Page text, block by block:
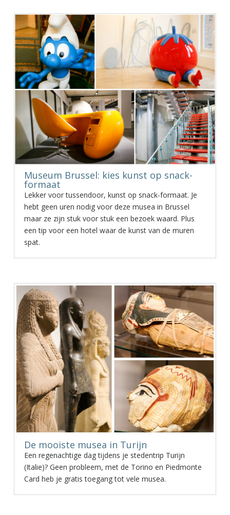
Museum Brussel: kies kunst op snack-
formaat
Lekker voor tussendoor, kunst op snack-formaat. Je
hebt geen uren nodig voor deze musea in Brussel
maar ze zijn stuk voor stuk een bezoek waard. Plus
een tip voor een hotel waar de kunst van de muren
spat.
De mooiste musea in Turijn
Een regenachtige dag tijdens je stedentrip Turijn
(Italie)? Geen probleem, met de Torino en Piedmonte
Card heb je gratis toegang tot vele musea.